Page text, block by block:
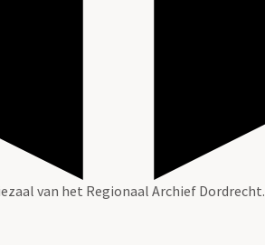
van het Regionaal Archief Dordrecht.